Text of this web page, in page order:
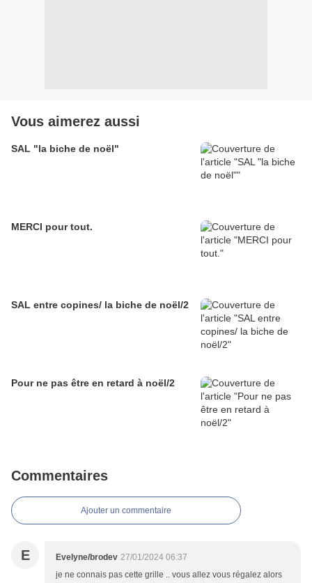
Vous aimerez aussi
SAL "la biche de noël"
MERCI pour tout.
SAL entre copines/ la biche de noël/2
Pour ne pas être en retard à noël/2
Commentaires
Ajouter un commentaire
E Evelyne/brodev 27/01/2024 06:37
je ne connais pas cette grille .. vous allez vous régalez alors